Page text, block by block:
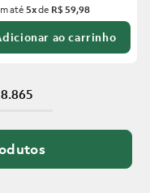
até5xde R$ 59,98
ao carrinho